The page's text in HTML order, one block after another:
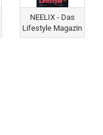
NEELIX - Das
Lifestyle Magazin